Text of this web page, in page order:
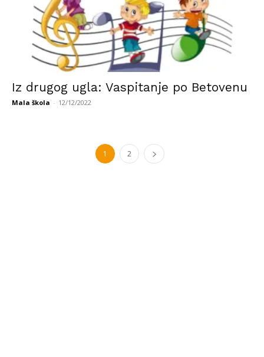
Iz drugog ugla: Vaspitanje po Betovenu
Mala škola - 12/12/2022
1 2